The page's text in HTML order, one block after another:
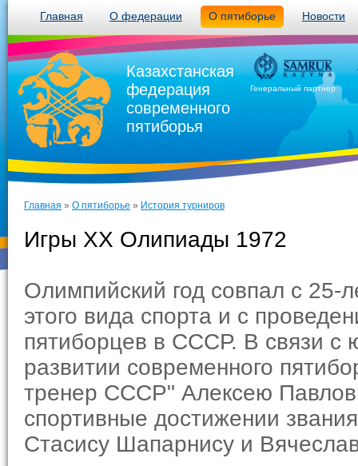
Главная О федерации О пятиборье Новости
Казахстанская
федерация
современного
пятиборья
Генеральный партнер
Главная » О пятиборье » История турниров
Игры XX Олипиады 1972
Олимпийский год совпал с 25-
этого вида спорта и с
пятиборцев в СССР. В связи с
развитии современного
тренер СССР" Алексею
спортивные достиже­нии
Стасису Шапарнису и